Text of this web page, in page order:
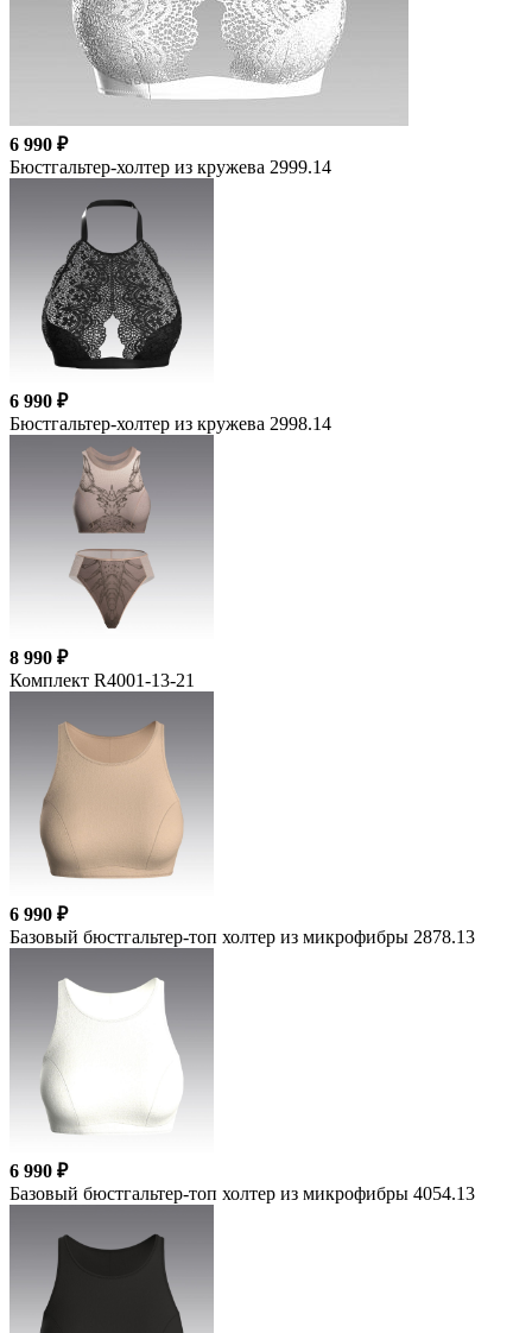
6 990 ₽
Бюстгальтер-холтер из кружева 2999.14
6 990 ₽
Бюстгальтер-холтер из кружева 2998.14
8 990 ₽
Комплект R4001-13-21
6 990 ₽
Базовый бюстгальтер-топ холтер из микрофибры 2878.13
6 990 ₽
Базовый бюстгальтер-топ холтер из микрофибры 4054.13